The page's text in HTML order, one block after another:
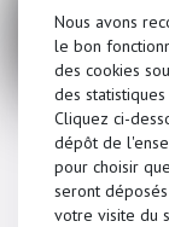
DE
Nous avons
le bon
des cookies
des
Cliquez ci-
dépôt de
pour choisir
seront
votre visite du